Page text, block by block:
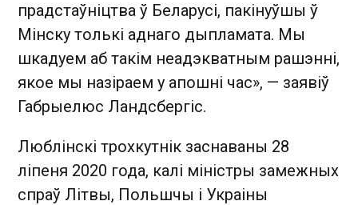
прадстаўніцтва ў Беларусі, пакінуўшы ў
Мінску толькі аднаго дыпламата. Мы
шкадуем аб такім неадэкватным рашэнні,
якое мы назіраем у апошні час», — заявіў
Габрыелюс Ландсбергіс.
Люблінскі трохкутнік заснаваны 28
ліпеня 2020 года, калі міністры замежных
спраў Літвы, Польшчы і Украіны